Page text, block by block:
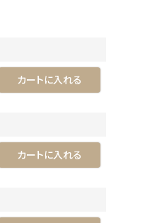
カートに入れる
カートに入れる